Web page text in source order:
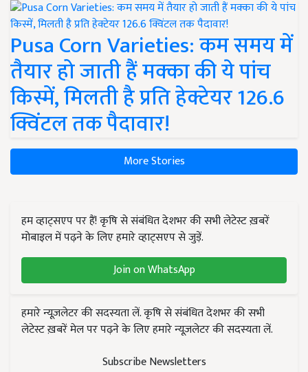
Pusa Corn Varieties: कम समय में
तैयार हो जाती हैं मक्का की ये पांच
किस्में, मिलती है प्रति हेक्टेयर 126.6
क्विंटल तक पैदावार!
More Stories
हम व्हाट्सएप पर हैं! कृषि से संबंधित देशभर की सभी लेटेस्ट ख़बरें
मोबाइल में पढ़ने के लिए हमारे व्हाट्सएप से जुड़ें.
Join on WhatsApp
हमारे न्यूज़लेटर की सदस्यता लें. कृषि से संबंधित देशभर की सभी
लेटेस्ट ख़बरें मेल पर पढ़ने के लिए हमारे न्यूज़लेटर की सदस्यता लें.
Subscribe Newsletters